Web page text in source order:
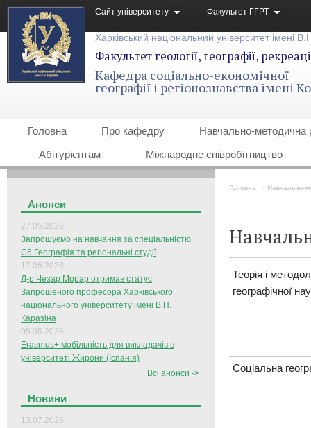
Сайт університету Факультет ГГРТ
Харківський національний університет імені
Факультет геології, географії,
Кафедра соціально-економічної
географії і регіонознавства імені
Головна Про кафедру
Навчально-методична
Абітурієнтам
Міжнародне співробітництво
Головна → Навчально-
Теорія і
географічної
Соціальна
Анонси
27.05.2026
Запрошуємо на навчання за спеціальністю
С6 Географія та регіональні студії
17.05.2026
Д-р Чезар Морар отримав статус
Запрошеного професора Харківського
національного університету імені В.Н.
Каразіна
05.05.2026
Erasmus+ мобільність для викладачів в
університеті Жирони (Іспанія)
Всі анонси ->
Новини
13.07.2026